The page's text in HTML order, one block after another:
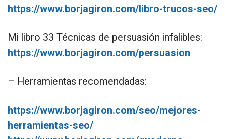
https://www.borjagiron.com/libro-trucos-seo/
Mi libro 33 Técnicas de persuasión infalibles:
https://www.borjagiron.com/persuasion
– Herramientas recomendadas:
https://www.borjagiron.com/seo/mejores-
herramientas-seo/